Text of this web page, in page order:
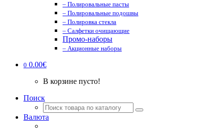
– Полировальные пасты
– Полировальные подошвы
– Полировка стекла
– Салфетки очищающие
Промо-наборы
– Акционные наборы
0 0.00€
В корзине пусто!
Поиск
Валюта